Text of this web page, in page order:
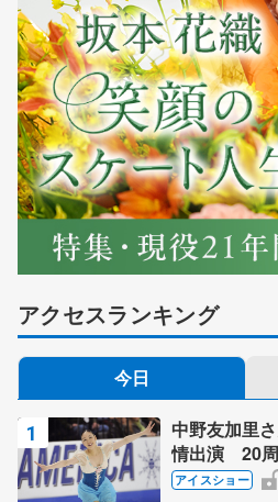
アクセスランキング
今日
中野友加里
情出演 20周
ス」 宮本賢
アイスショー